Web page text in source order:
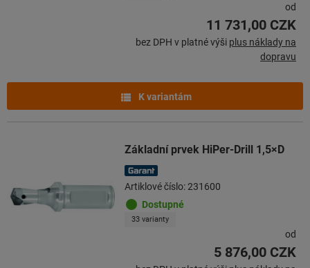
od
11 731,00 CZK
bez DPH v platné výši plus náklady na
dopravu
K variantám
Základní prvek HiPer-Drill 1,5×D
Artiklové číslo: 231600
Dostupné
33 varianty
od
5 876,00 CZK